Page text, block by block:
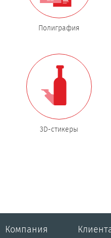
Полиграфия
3D-стикеры
Компания